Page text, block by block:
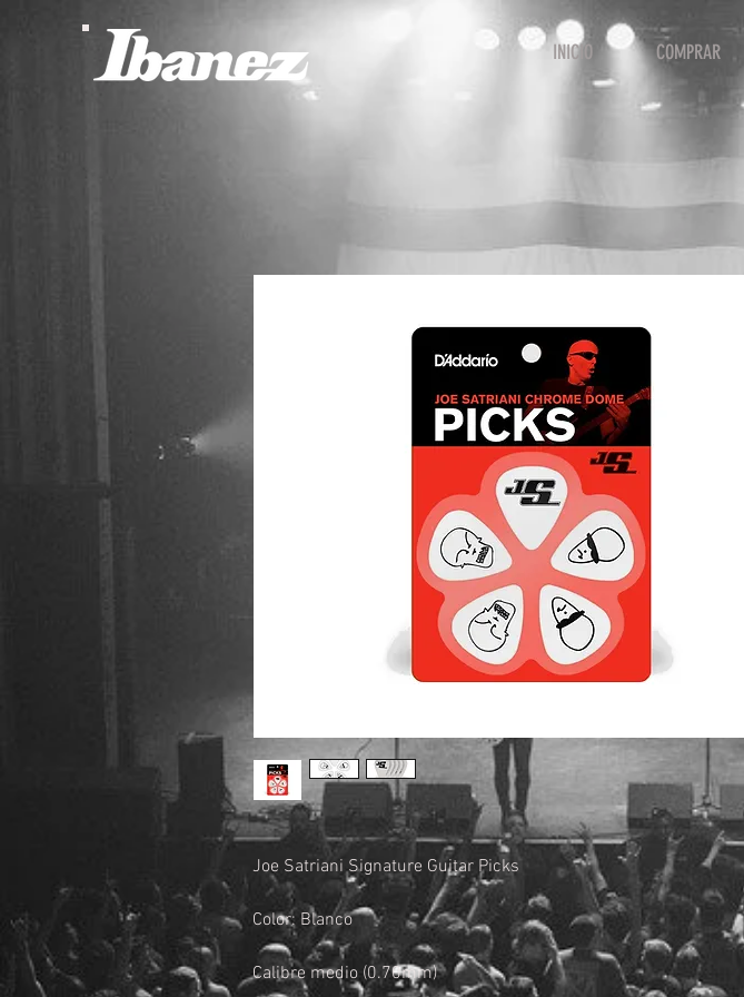
INICIO COMPRAR
Joe Satriani Signature Guitar Picks
Color: Blanco
Calibre medio (0.70mm)